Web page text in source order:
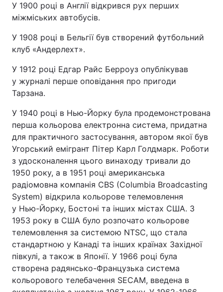
У 1900 році в Англії відкрився рух перших
міжміських автобусів.
У 1908 році в Бельгії був створений футбольний
клуб «Андерлехт».
У 1912 році Едгар Райс Берроуз опублікував
у журналі перше оповідання про пригоди
Тарзана.
У 1940 році в Нью-Йорку була продемонстрована
перша кольорова електронна система, придатна
для практичного застосування, автором якої був
Угорський емігрант Пітер Карл Голдмарк. Роботи
з удосконалення цього винаходу тривали до
1950 року, а в 1951 році американська
радіомовна компанія СВЅ (Columbia Broadcasting
System) відкрила кольорове телемовлення
у Нью-Йорку, Бостоні та інших містах США. З
1953 року в США було розпочато кольорове
телемовлення за системою NTSC, що стала
стандартною у Канаді та інших країнах Західної
півкулі, а також в Японії. У 1966 році була
створена радянсько-Французька система
кольорового телебачення SECAM, введена в